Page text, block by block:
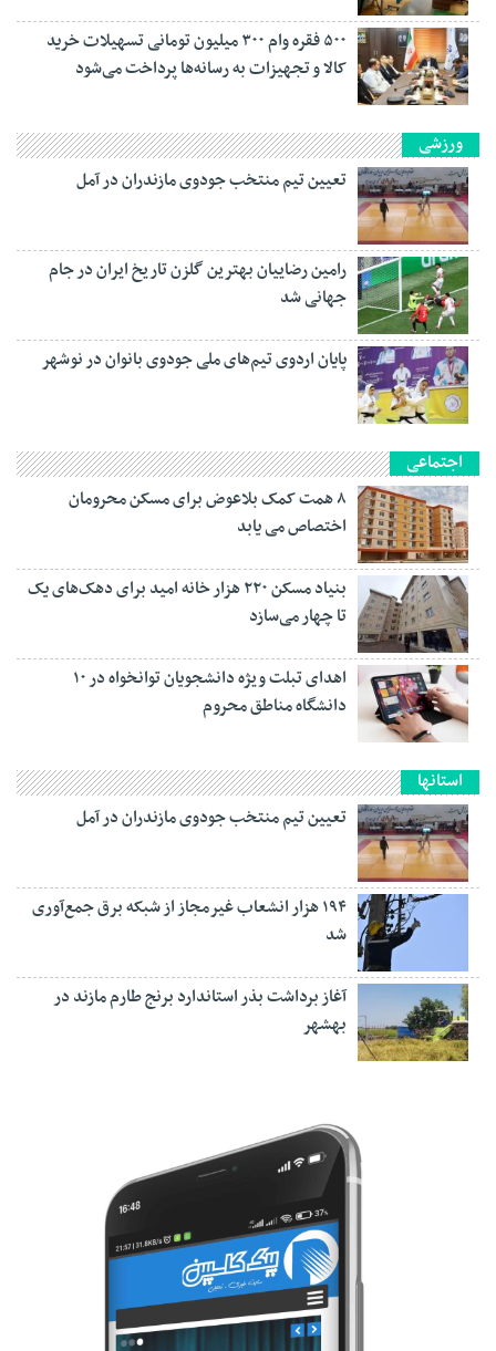
۵۰۰ فقره وام ۳۰۰ میلیون تومانی تسهیلات خرید
کالا و تجهیزات به رسانه‌ها پرداخت می‌شود
ورزشی
تعیین تیم منتخب جودوی مازندران در آمل
رامین رضاییان بهترین گلزن تاریخ ایران در جام
جهانی شد
پایان اردوی تیم‌های ملی جودوی بانوان در نوشهر
اجتماعی
۸ همت کمک بلاعوض برای مسکن محرومان
اختصاص می یابد
بنیاد مسکن ۲۲۰ هزار خانه امید برای دهک‌های یک
تا چهار می‌سازد
اهدای تبلت ویژه دانشجویان توانخواه در ۱۰
دانشگاه مناطق محروم
استانها
تعیین تیم منتخب جودوی مازندران در آمل
۱۹۴ هزار انشعاب غیرمجاز از شبکه برق جمع‌آوری
شد
آغاز برداشت بذر استاندارد برنج طارم مازند در
بهشهر